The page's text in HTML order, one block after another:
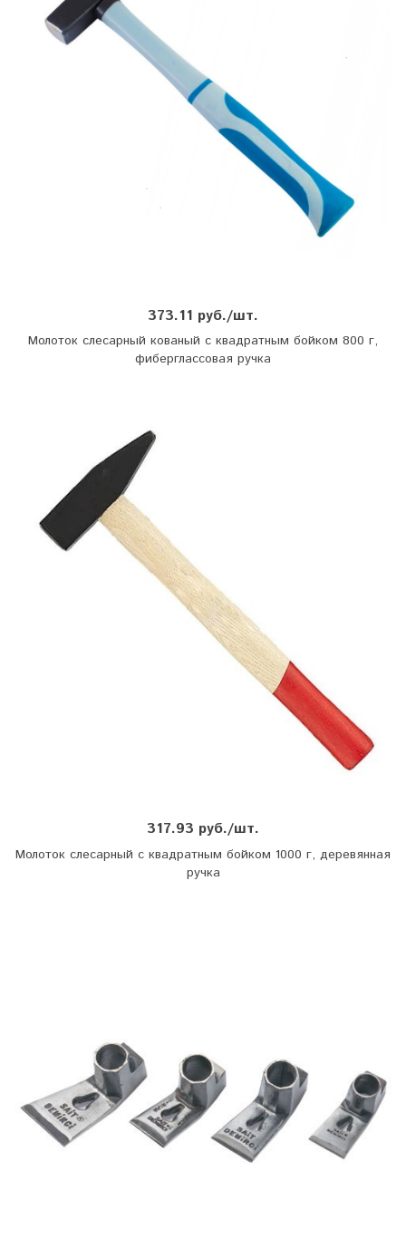
373.11 руб./шт.
Молоток слесарный кованый с квадратным бойком 800 г,
фиберглассовая ручка
317.93 руб./шт.
Молоток слесарный с квадратным бойком 1000 г, деревянная
ручка